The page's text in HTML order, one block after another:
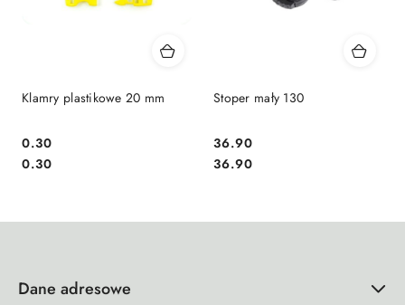
Klamry plastikowe 20 mm
Cena:
0.30
Cena:
0.30
Stoper mały 130
Cena:
36.90
Cena:
36.90
Dane adresowe